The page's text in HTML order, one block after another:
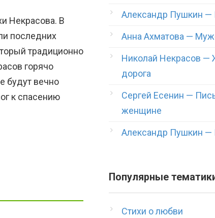
Некрасова. В
последних
традиционно
горячо
будут вечно
к спасению
Александр Пушкин —
Анна Ахматова —
Николай Некрасов —
дорога
Сергей Есенин —
женщине
Александр Пушкин —
Популярные
Стихи о любви